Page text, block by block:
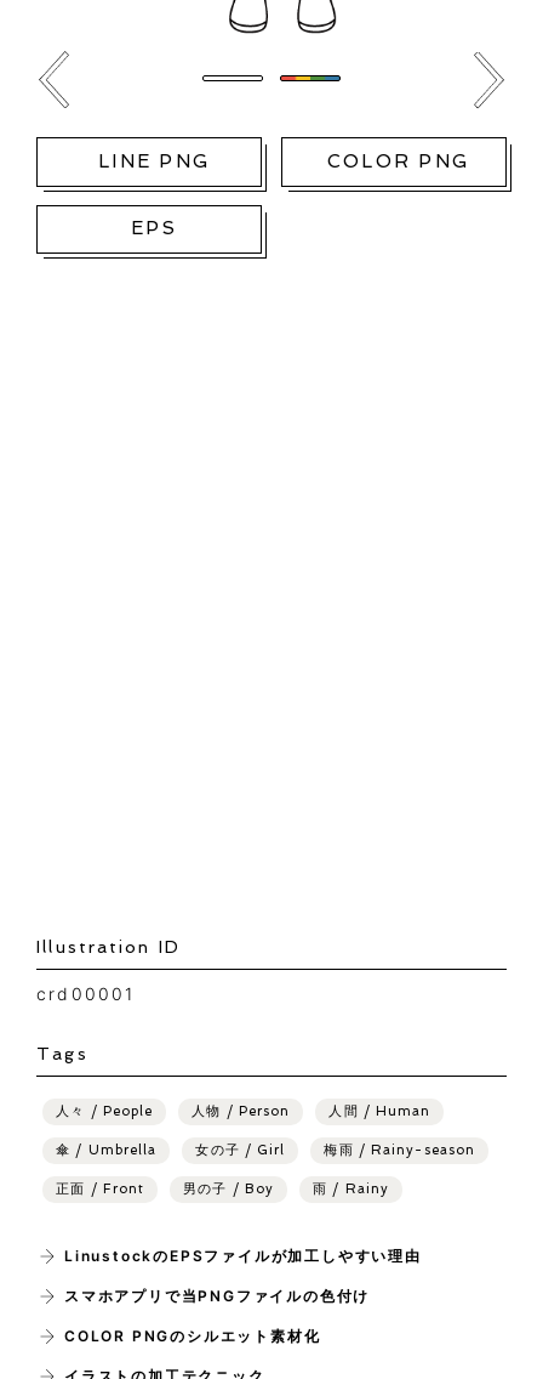
LINE PNG COLOR PNG
EPS
Illustration ID
crd00001
Tags
人々 / People 人物 / Person 人間 / Human
傘 / Umbrella 女の子 / Girl 梅雨 / Rainy-season
正面 / Front 男の子 / Boy 雨 / Rainy
LinustockのEPSファイルが加工しやすい理由
スマホアプリで当PNGファイルの色付け
COLOR PNGのシルエット素材化